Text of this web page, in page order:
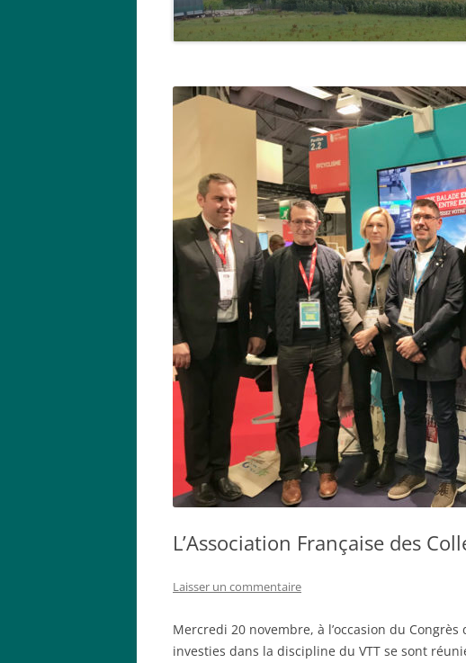
L’Association Française des
Laisser un commentaire
Mercredi 20 novembre, à l’occasion du
investies dans la discipline du VTT se sont